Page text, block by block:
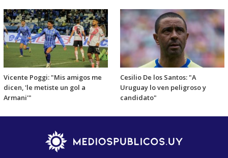
Vicente Poggi: "Mis amigos me
dicen, 'le metiste un gol a
Armani'"
Cesilio De los Santos: "A
Uruguay lo ven peligroso y
candidato"